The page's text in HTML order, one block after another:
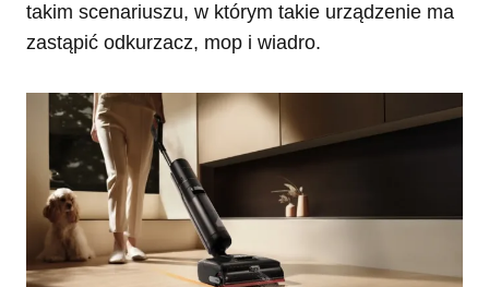
takim scenariuszu, w którym takie urządzenie ma
zastąpić odkurzacz, mop i wiadro.